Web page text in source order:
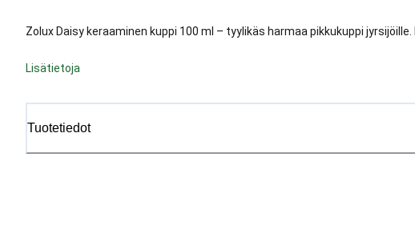
Zolux Daisy keraaminen kuppi 100 ml – tyylikäs harmaa pikkukuppi
Lisätietoja
Tuotetiedot